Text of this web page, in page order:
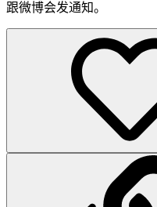
跟微博会发通知。